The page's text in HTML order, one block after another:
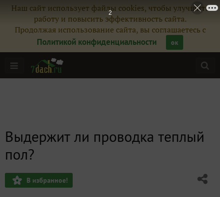
Наш сайт использует файлы cookies, чтобы улучшить
работу и повысить эффективность сайта.
Продолжая использование сайта, вы соглашаетесь с
Политикой конфиденциальности
ок
Выдержит ли проводка теплый
пол?
В избранное!
2